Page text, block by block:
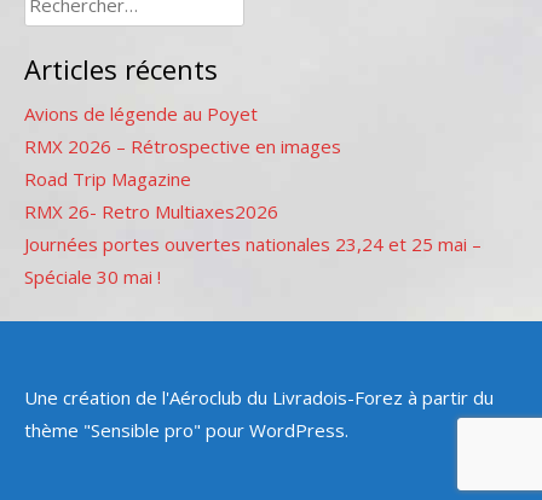
Articles récents
Avions de légende au Poyet
RMX 2026 – Rétrospective en images
Road Trip Magazine
RMX 26- Retro Multiaxes2026
Journées portes ouvertes nationales 23,24 et 25 mai –
Spéciale 30 mai !
Une création de l'Aéroclub du Livradois-Forez à partir du
thème "Sensible pro" pour WordPress.